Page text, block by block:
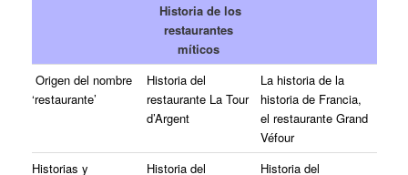
Historia de los
restaurantes
míticos
Origen del nombre
‘restaurante’
Historia del
restaurante La Tour
d’Argent
La historia de la
historia de Francia,
el restaurante Grand
Véfour
Historias y
Historia del
Historia del